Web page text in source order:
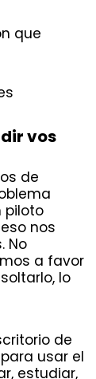
que
vos
de
piloto
nos
No
a favor
lo
de
usar el
estudiar,